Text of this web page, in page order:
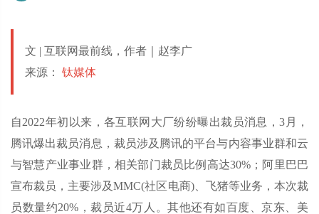
文 | 互联网最前线，作者｜赵李广
来源：
钛媒体
自2022年初以来，各互联网大厂纷纷曝出裁员消息，3月，
腾讯爆出裁员消息，裁员涉及腾讯的平台与内容事业群和云
与智慧产业事业群，相关部门裁员比例高达30%；阿里巴巴
宣布裁员，主要涉及MMC(社区电商)、飞猪等业务，本次裁
员数量约20%，裁员近4万人。其他还有如百度、京东、美